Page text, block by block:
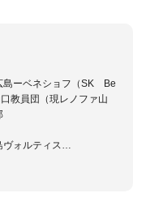
島ーベネショフ（SK Be
教員団（現レノファ山
ヴォルティス